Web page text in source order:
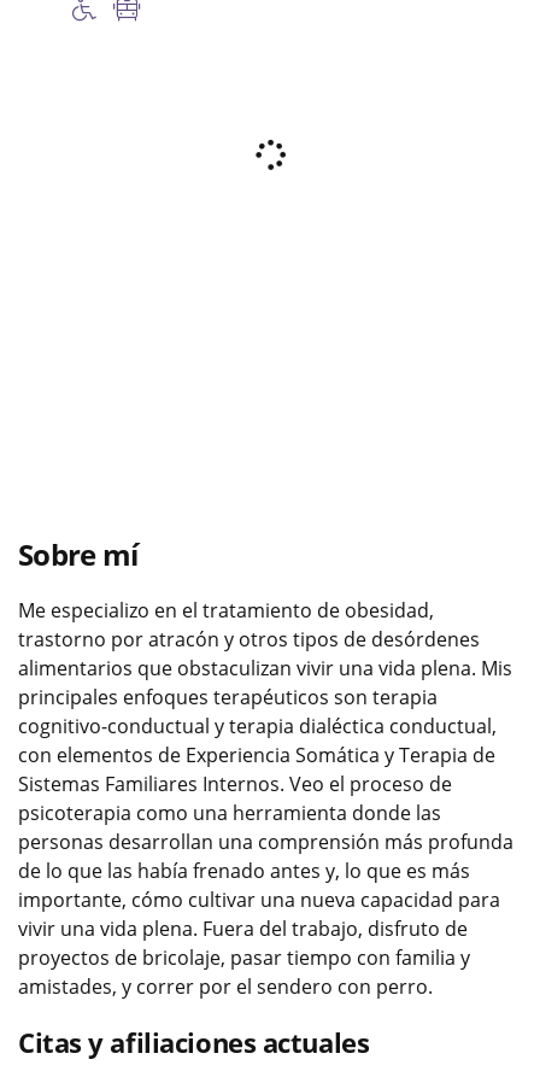
Sobre mí
Me especializo en el tratamiento de obesidad,
trastorno por atracón y otros tipos de desórdenes
alimentarios que obstaculizan vivir una vida plena. Mis
principales enfoques terapéuticos son terapia
cognitivo-conductual y terapia dialéctica conductual,
con elementos de Experiencia Somática y Terapia de
Sistemas Familiares Internos. Veo el proceso de
psicoterapia como una herramienta donde las
personas desarrollan una comprensión más profunda
de lo que las había frenado antes y, lo que es más
importante, cómo cultivar una nueva capacidad para
vivir una vida plena. Fuera del trabajo, disfruto de
proyectos de bricolaje, pasar tiempo con familia y
amistades, y correr por el sendero con perro.
Citas y afiliaciones actuales